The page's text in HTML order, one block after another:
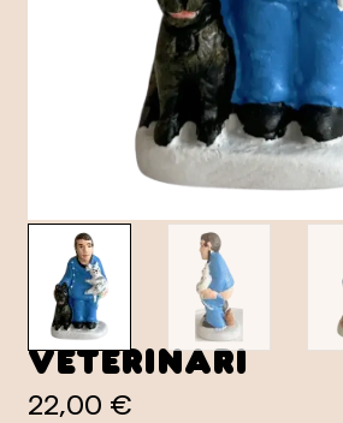
Veterinari
22,00 €